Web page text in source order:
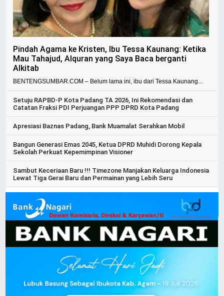
Pindah Agama ke Kristen, Ibu Tessa Kaunang: Ketika
Mau Tahajud, Alquran yang Saya Baca berganti
Alkitab
BENTENGSUMBAR.COM – Belum lama ini, ibu dari Tessa Kaunang...
Setuju RAPBD-P Kota Padang TA 2026, Ini Rekomendasi dan
Catatan Fraksi PDI Perjuangan PPP DPRD Kota Padang
Apresiasi Baznas Padang, Bank Muamalat Serahkan Mobil
Bangun Generasi Emas 2045, Ketua DPRD Muhidi Dorong Kepala
Sekolah Perkuat Kepemimpinan Visioner
Sambut Keceriaan Baru !!! Timezone Manjakan Keluarga Indonesia
Lewat Tiga Gerai Baru dan Permainan yang Lebih Seru